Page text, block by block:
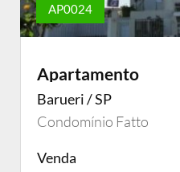
AP0024
Apartamento
Barueri / SP
Condomínio Fatto
Venda